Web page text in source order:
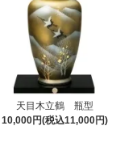
天目木立鶴 瓶型
10,000円(税込11,000円)